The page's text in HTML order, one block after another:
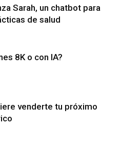
Sarah, un chatbot para
de salud
8K o con IA?
venderte tu próximo